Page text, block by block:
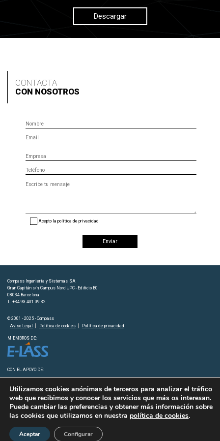
Descargar
CONTACTA
CON NOSOTROS
(opcional)
Acepto la política de privacidad
Compass Ingeniería y Sistemas, SA
Gran Capitán s/n, Campus Nord UPC - Edificio B0
08034 Barcelona
T.: +34 93 401 09 32
© 2001 - 2025 - Compass
Aviso Legal
Política de cookies Política de privacidad
MIEMBROS DE:
CON EL APOYO DE:
Utilizamos cookies anónimas de terceros para analizar el tráfico
web que recibimos y conocer los servicios que más os interesan.
Puede cambiar las preferencias y obtener más información sobre
las cookies que utilizamos en nuestra política de cookies.
Aceptar Configurar